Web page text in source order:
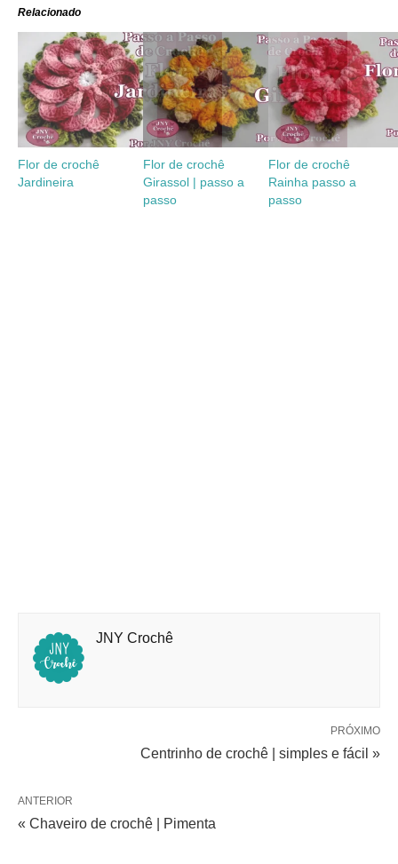
Relacionado
Flor de crochê
Jardineira
Flor de crochê
Girassol | passo a
passo
Flor de crochê
Rainha passo a
passo
JNY Crochê
PRÓXIMO
Centrinho de crochê | simples e fácil »
ANTERIOR
« Chaveiro de crochê | Pimenta